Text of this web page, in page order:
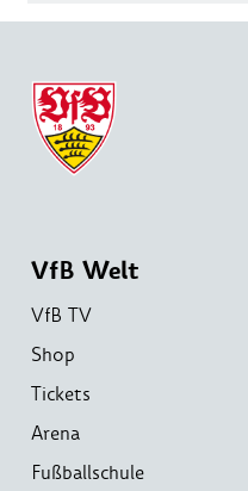
VfB Welt
VfB TV
Shop
Tickets
Arena
Fußballschule